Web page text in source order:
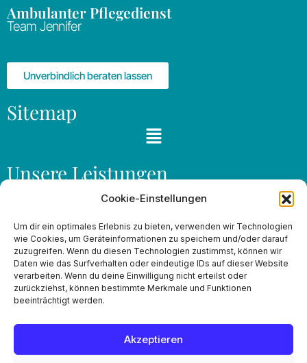
Cookie-Einstellungen
Um dir ein optimales Erlebnis zu bieten, verwenden wir Technologien
wie Cookies, um Geräteinformationen zu speichern und/oder darauf
zuzugreifen. Wenn du diesen Technologien zustimmst, können wir
Daten wie das Surfverhalten oder eindeutige IDs auf dieser Website
verarbeiten. Wenn du deine Einwilligung nicht erteilst oder
zurückziehst, können bestimmte Merkmale und Funktionen
beeinträchtigt werden.
Akzeptieren
Ambulanter Pflegedienst
Team Jennifer
Unverbindlich beraten lassen
Sitemap
Unsere Leistungen
Haushalt & Betreuung
Beratung & Organisation
Kontakt
pflege@team-jennifer.de
+49521 - 89498669